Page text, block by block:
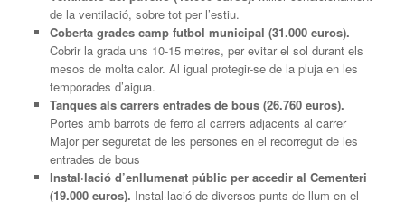
de la ventilació, sobre tot per l’estiu.
Coberta grades camp futbol municipal (31.000 euros).
Cobrir la grada uns 10-15 metres, per evitar el sol durant els
mesos de molta calor. Al igual protegir-se de la pluja en les
temporades d’aigua.
Tanques als carrers entrades de bous (26.760 euros).
Portes amb barrots de ferro al carrers adjacents al carrer
Major per seguretat de les persones en el recorregut de les
entrades de bous
Instal·lació d’enllumenat públic per accedir al Cementeri
(19.000 euros). Instal·lació de diversos punts de llum en el